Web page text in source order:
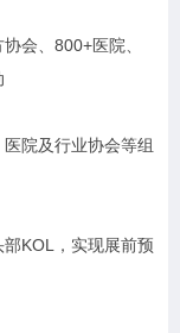
会、800+医院、
院及行业协会等组
KOL，实现展前预